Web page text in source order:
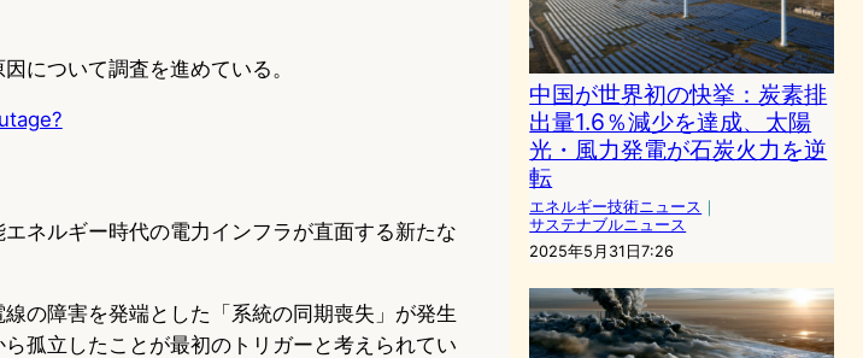
について調査を進めている。
ネルギー時代の電力インフラが直面する新たな
の障害を発端とした「系統の同期喪失」が発生
孤立したことが最初のトリガーと考えられてい
中国が世界初の快挙：炭素排
出量1.6％減少を達成、太陽
光・風力発電が石炭火力を逆
転
エネルギー技術ニュース ｜
サステナブルニュース
2025年5月31日7:26